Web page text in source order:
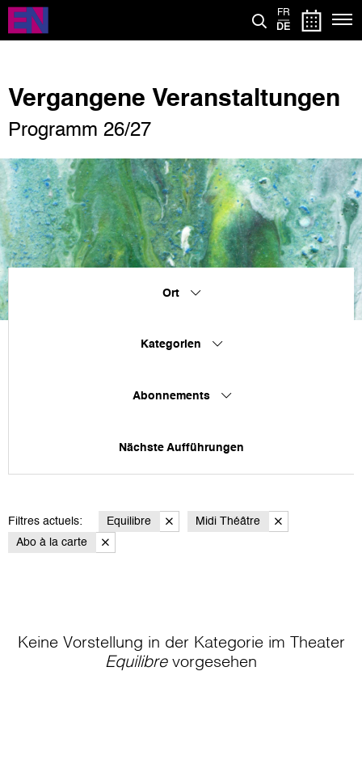
Direkt
zum
Inhalt
FR
DE
Vergangene Veranstaltungen
Programm 26/27
Ort
Kategorien
Abonnements
Nächste Aufführungen
Filtres actuels: Equilibre
Midi Théâtre
Abo à la carte
Keine Vorstellung in der Kategorie im Theater
Equilibrevorgesehen